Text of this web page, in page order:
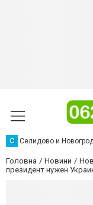
С Селидово и
Головна Новини
президент нужен